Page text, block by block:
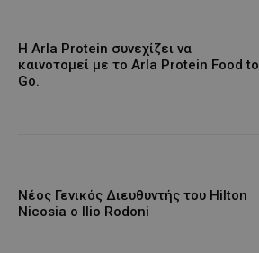
Η Arla Protein συνεχίζει να
καινοτομεί με το Arla Protein Food to
Go.
Νέος Γενικός Διευθυντής του Hilton
Nicosia ο Ilio Rodoni